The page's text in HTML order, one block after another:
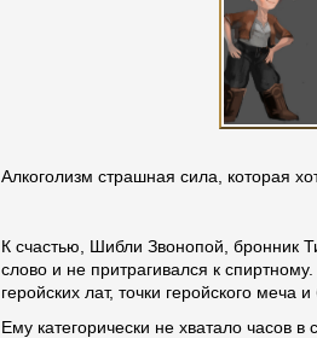
Алкоголизм страшная сила, которая
К счастью, Шибли Звонопой, бронник
слово и не притрагивался к
геройских лат, точки геройского меча
Ему категорически не хватало часов